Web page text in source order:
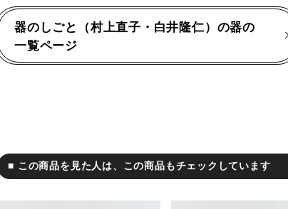
器のしごと（村上直子・白井隆仁）の器の
一覧ページ
■ この商品を見た人は、この商品もチェックしています